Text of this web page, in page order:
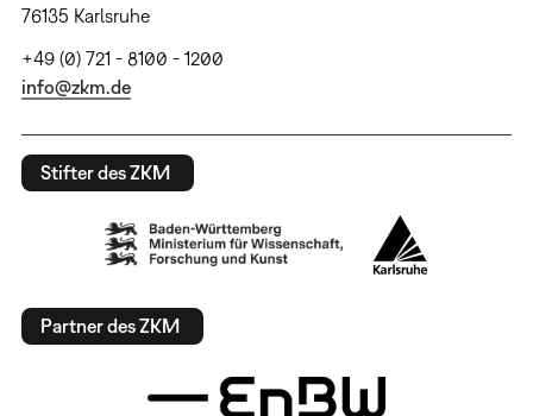
76135 Karlsruhe
+49 (0) 721 - 8100 - 1200
info@zkm.de
Stifter des ZKM
Partner des ZKM